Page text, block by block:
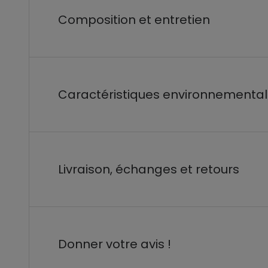
Composition et entretien
Caractéristiques
Livraison, échanges et retours
Donner votre avis !